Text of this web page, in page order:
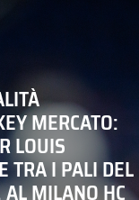
MERCATO:
LOUIS
TRA I PALI DEL
MILANO HC